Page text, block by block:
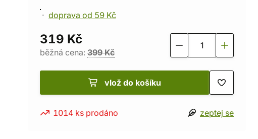
doprava od 59 Kč
319 Kč
běžná cena: 399 Kč
vlož do košíku
1014 ks prodáno zeptej se